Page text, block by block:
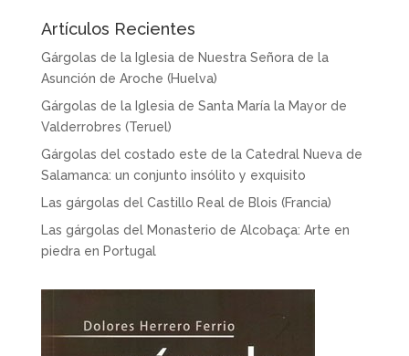
Artículos Recientes
Gárgolas de la Iglesia de Nuestra Señora de la
Asunción de Aroche (Huelva)
Gárgolas de la Iglesia de Santa María la Mayor de
Valderrobres (Teruel)
Gárgolas del costado este de la Catedral Nueva de
Salamanca: un conjunto insólito y exquisito
Las gárgolas del Castillo Real de Blois (Francia)
Las gárgolas del Monasterio de Alcobaça: Arte en
piedra en Portugal